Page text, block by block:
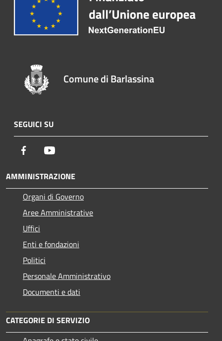
Comune di Barlassina
SEGUICI SU
Facebook
AMMINISTRAZIONE
Organi di Governo
Aree Amministrative
Uffici
Enti e fondazioni
Politici
Personale Amministrativo
Documenti e dati
CATEGORIE DI SERVIZIO